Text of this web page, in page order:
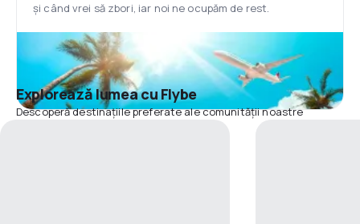
și când vrei să zbori, iar noi ne ocupăm de rest.
Explorează lumea cu Flybe
Descoperă destinațiile preferate ale comunității noastre